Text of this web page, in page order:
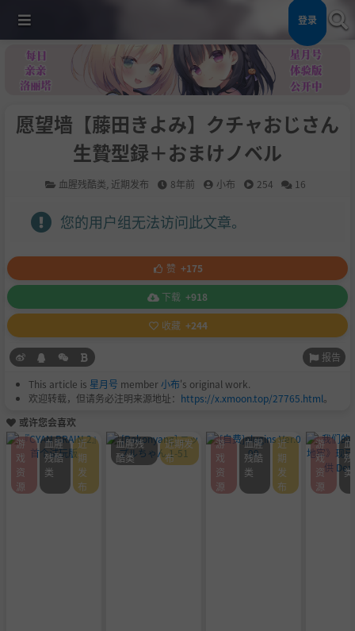
登录
愿望墙【藤田きよみ】クチャおじさん
生贄型録＋おまけノベル
血腥残酷类 近期发布 8年前 小布 254 16
您的用户组无法访问此文章。
赞 +175
下载 +918
收藏 +244
报告
This article is 星月号 member小布's original work.
欢迎转载，但请务必注明来源地址： https://x.xmoon.top/27765.html。
或许您会喜欢
游
戏
资
源
血腥
残酷
类
近
期
发
布
血腥残
酷类
近期发
布
游
戏
资
源
血腥
残酷
类
近
期
发
布
游
戏
资
源
类